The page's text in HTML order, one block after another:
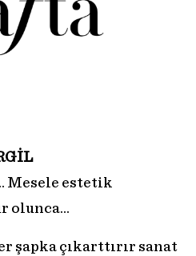
Mesele estetik
olunca...
şapka çıkarttırır sanat